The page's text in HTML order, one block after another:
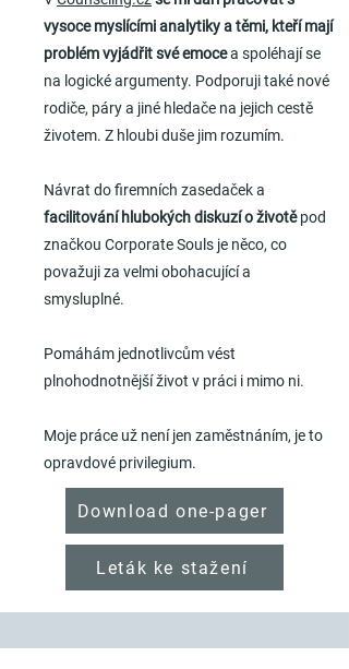
vysoce myslícími analytiky a těmi, kteří mají
problém vyjádřit své emocea spoléhají se
na logické argumenty. Podporuji také nové
rodiče, páry a jiné hledače na jejich cestě
životem. Z hloubi duše jim rozumím.
Návrat do firemních zasedaček a
facilitování hlubokých diskuzí o životěpod
značkou Corporate Souls je něco, co
považuji za velmi obohacující a
smysluplné.
Pomáhám jednotlivcům vést
plnohodnotnější život v práci i mimo ni.
Moje práce už není jen zaměstnáním, je to
opravdové privilegium.
Download one-pager
Leták ke stažení